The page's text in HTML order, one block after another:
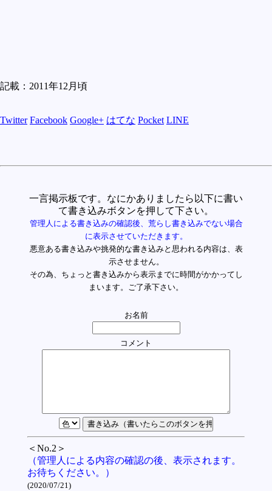
記載：2011年12月頃
Twitter Facebook Google+ はてな Pocket LINE
一言掲示板です。なにかありましたら以下に書い
て書き込みボタンを押して下さい。
管理人による書き込みの確認後、荒らし書き込みでない場合
に表示させていただきます。
悪意ある書き込みや挑発的な書き込みと思われる内容は、表
示させません。
その為、ちょっと書き込みから表示までに時間がかかってし
まいます。ご了承下さい。
お名前
コメント
＜No.2＞
（管理人による内容の確認の後、表示されます。
お待ちください。）
(2020/07/21)